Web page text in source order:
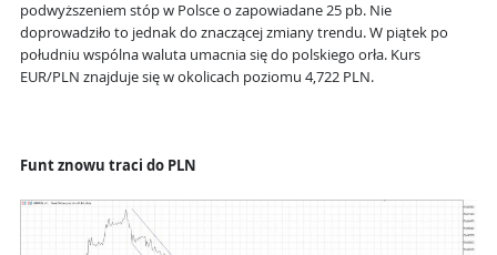
podwyższeniem stóp w Polsce o zapowiadane 25 pb. Nie
doprowadziło to jednak do znaczącej zmiany trendu. W piątek po
południu wspólna waluta umacnia się do polskiego orła. Kurs
EUR/PLN znajduje się w okolicach poziomu 4,722 PLN.
Funt znowu traci do PLN